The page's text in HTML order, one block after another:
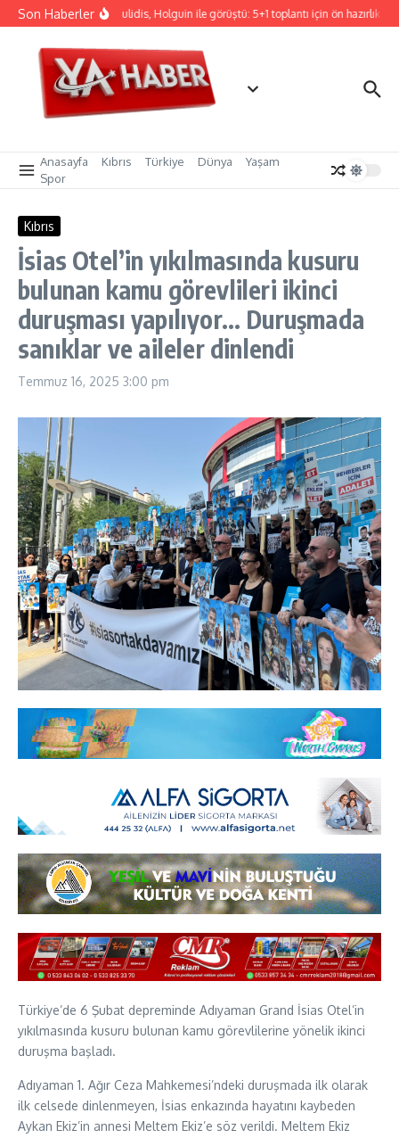
İçeriğe atla
Son HaberlerHristodulidis, Holguin ile görüştü: 5+1 toplantı için ön hazırlık
Anasayfa Kıbrıs Türkiye Dünya
Yaşam
Spor
Kıbrıs
İsias Otel’in yıkılmasında kusuru
bulunan kamu görevlileri ikinci
duruşması yapılıyor… Duruşmada
sanıklar ve aileler dinlendi
Temmuz 16, 2025 3:00 pm
Türkiye’de 6 Şubat depreminde Adıyaman Grand İsias Otel’in
yıkılmasında kusuru bulunan kamu görevlilerine yönelik ikinci
duruşma başladı.
Adıyaman 1. Ağır Ceza Mahkemesi’ndeki duruşmada ilk olarak
ilk celsede dinlenmeyen, İsias enkazında hayatını kaybeden
Aykan Ekiz’in annesi Meltem Ekiz’e söz verildi. Meltem Ekiz